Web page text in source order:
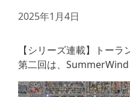
2025年1月4日
【シリーズ連載】トー
第二回は、SummerWind